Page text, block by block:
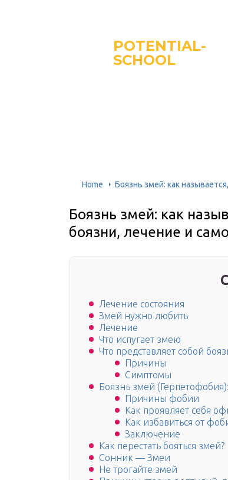
POTENTIAL-
SCHOOL
Home Боязнь змей: как
Боязнь змей: как
боязни, лечение и
Лечение состояния
Змей нужно любить
Лечение
Что испугает змею
Что представляет собой
Причины
Симптомы
Боязнь змей
Причины фобии
Как проявляет себя
Как избавиться от
Заключение
Как перестать бояться змей?
Сонник — Змеи
Не трогайте змей